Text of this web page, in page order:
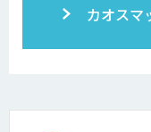
カオスマ